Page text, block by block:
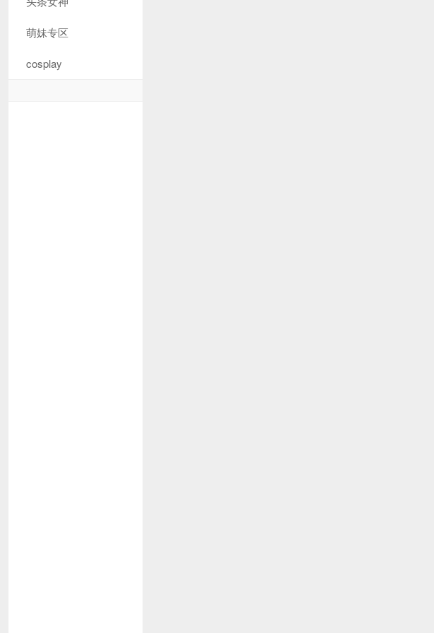
萌妹专区
cosplay